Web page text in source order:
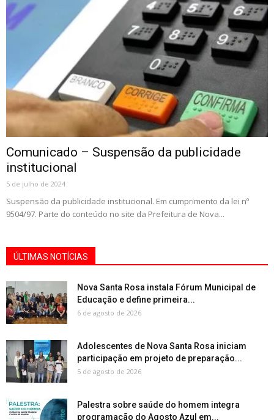
Comunicado – Suspensão da publicidade
institucional
5 de julho de 2024
Suspensão da publicidade institucional. Em cumprimento da lei nº
9504/97. Parte do conteúdo no site da Prefeitura de Nova...
ÚLTIMAS NOTÍCIAS
Nova Santa Rosa instala Fórum Municipal de
Educação e define primeira...
6 de agosto de 2026
Adolescentes de Nova Santa Rosa iniciam
participação em projeto de preparação...
5 de agosto de 2026
Palestra sobre saúde do homem integra
programação do Agosto Azul em...